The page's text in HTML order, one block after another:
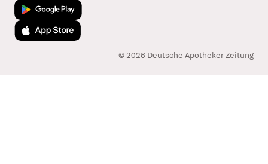
Jetzt bei Google Play
Laden im App Store
© 2026 Deutsche Apotheker Zeitung